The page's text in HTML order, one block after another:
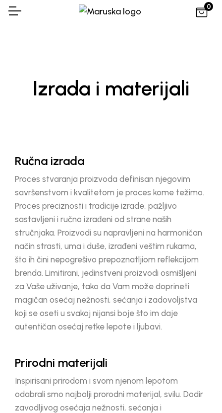
0
Izrada i materijali
Ručna izrada
Proces stvaranja proizvoda definisan njegovim
savršenstvom i kvalitetom je proces kome težimo.
Proces preciznosti i tradicije izrade, pažljivo
sastavljeni i ručno izrađeni od strane naših
stručnjaka. Proizvodi su napravljeni na harmoničan
način strasti, uma i duše, izrađeni veštim rukama,
što ih čini nepogrešivo prepoznatljiom reflekcijom
brenda. Limitirani, jedinstveni proizvodi osmišljeni
za Vaše uživanje, tako da Vam može doprineti
magičan osećaj nežnosti, sećanja i zadovoljstva
koji se oseti u svakoj nijansi boje što im daje
autentičan osećaj retke lepote i ljubavi.
Prirodni materijali
Inspirisani prirodom i svom njenom lepotom
odabrali smo najbolji prorodni materijal, svilu. Dodir
zavodljivog osećaja nežnosti, sećanja i